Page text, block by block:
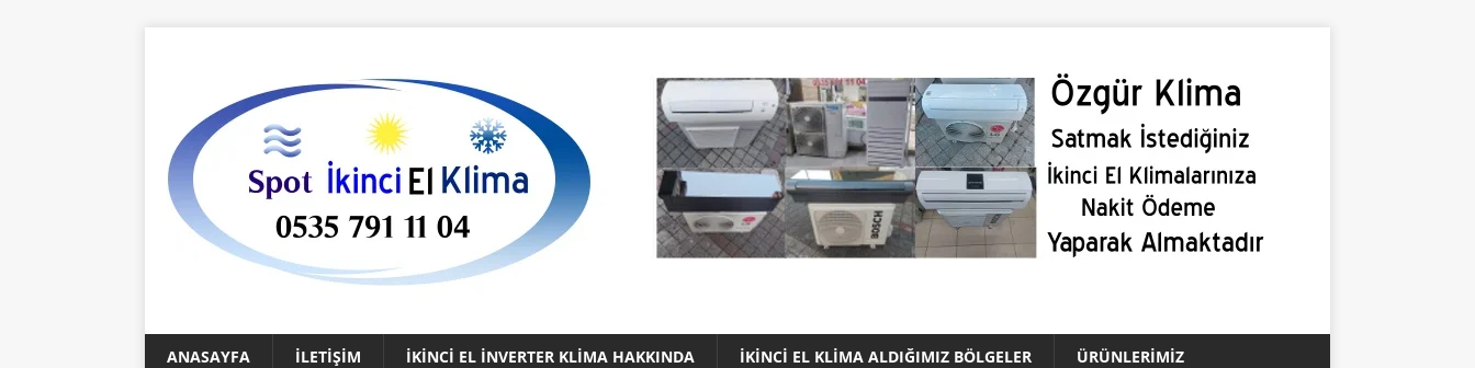
ANASAYFA İLETIŞIM İKINCI EL İNVERTER KLIMA HAKKINDA İKINCI EL KLIMA ALDIĞIMIZ BÖLGELER ÜRÜNLERIMIZ